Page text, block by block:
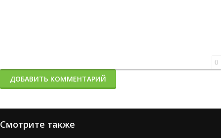
0
ДОБАВИТЬ КОММЕНТАРИЙ
Смотрите также